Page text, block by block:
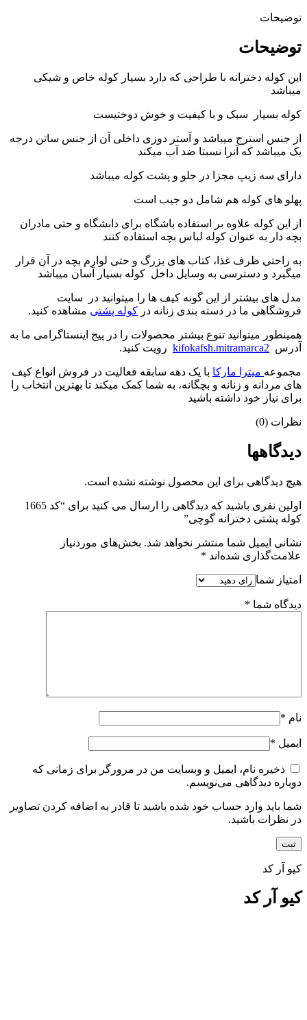
توضیحات
توضیحات
این کوله دخترانه با طراحی که دارد بسیار کوله خاص و شیکی
میباشد
کوله بسیار سبک و با کیفیت و خوش دوختیست
از جنس استرج میباشد و آستر دوزی داخلی آن از جنس ساتن درجه
یک میباشد که آنرا نسبتا ضد آب میکند
دارای سه زیپ مجزا در جلو و پشت کوله میباشد
پهلو های کوله هم شامل دو جیب است
از این کوله علاوه بر استفاده باشگاه برای دانشگاه و حتی مادران
بچه دار به عنوان کوله لباس بچه استفاده کنند
به راحتی ظرف غذا، کتاب های بزرگ و حتی لوارم بچه در آن قرار
میگیرد و دسترسی به وسایل داخل کوله بسیار آسان میباشد
مدل های بیشتر از این گونه کیف ها را میتوانید در سایت
فروشگاهی ما در دسته بندی زنانه در کوله پشتی مشاهده کنید.
همینطور میتوانید تنوع بیشتر محصولات را در پیج اینستاگرامی ما به
آدرس kifokafsh.mitramarca2 رویت کنید.
مجموعه میترا مارکا با یک دهه سابقه فعالیت در فروش انواع کیف
های مردانه و زنانه و بچگانه، به شما کمک میکند تا بهترین انتخاب را
برای نیاز خود داشته باشید
نظرات (0)
دیدگاهها
هیچ دیدگاهی برای این محصول نوشته نشده است.
اولین نفری باشید که دیدگاهی را ارسال می کنید برای “کد 1665
کوله پشتی دخترانه گوچی”
نشانی ایمیل شما منتشر نخواهد شد. بخش‌های موردنیاز
علامت‌گذاری شده‌اند *
امتیاز شما
دیدگاه شما *
نام *
ایمیل *
ذخیره نام، ایمیل و وبسایت من در مرورگر برای زمانی که
دوباره دیدگاهی می‌نویسم.
شما باید وارد حساب خود شده باشید تا قادر به اضافه کردن تصاویر
در نظرات باشید.
کیو آر کد
کیو آر کد